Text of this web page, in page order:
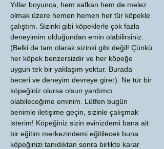
Yıllar boyunca, hem safkan hem de melez
olmak üzere hemen hemen her tür köpekle
çalıştım. Sizinki gibi köpeklerle çok fazla
deneyimim olduğundan emin olabilirsiniz.
(Belki de tam olarak sizinki gibi değil! Çünkü
her köpek benzersizdir ve her köpeğe
uygun tek bir yaklaşım yoktur. Burada
beceri ve deneyim devreye girer). Ne tür bir
köpeğiniz olursa olsun yardımcı
olabileceğime eminim. Lütfen bugün
benimle iletişime geçin, sizinle çalışmak
isterim! Köpeğiniz sizin evinizdemi bana ait
bir eğitim merkezindemi eğitilecek buna
köpeğinizi tanıdıktan sonra birlikte karar